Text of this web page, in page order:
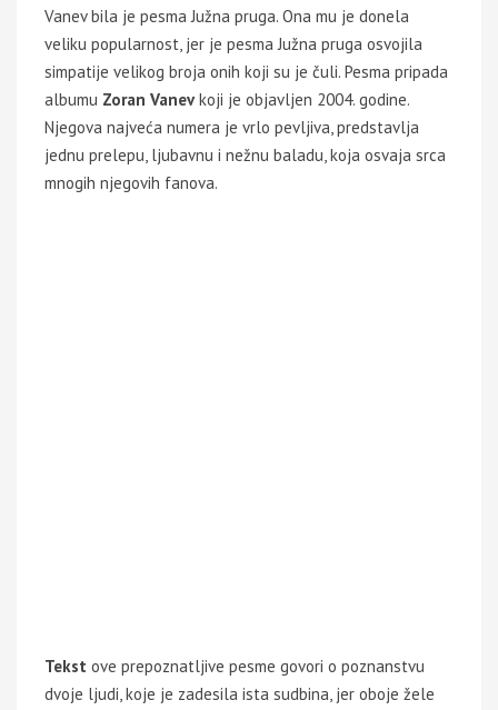
Vanev bila je pesma Južna pruga. Ona mu je donela
veliku popularnost, jer je pesma Južna pruga osvojila
simpatije velikog broja onih koji su je čuli. Pesma pripada
albumu Zoran Vanevkoji je objavljen 2004. godine.
Njegova najveća numera je vrlo pevljiva, predstavlja
jednu prelepu, ljubavnu i nežnu baladu, koja osvaja srca
mnogih njegovih fanova.
Tekst ove prepoznatljive pesme govori o poznanstvu
dvoje ljudi, koje je zadesila ista sudbina, jer oboje žele